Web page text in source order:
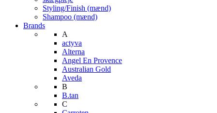
Styling/Finish (mænd)
Shampoo (mænd)
Brands
A
actyva
Alterna
Angel En Provence
Australian Gold
Aveda
B
B.tan
C